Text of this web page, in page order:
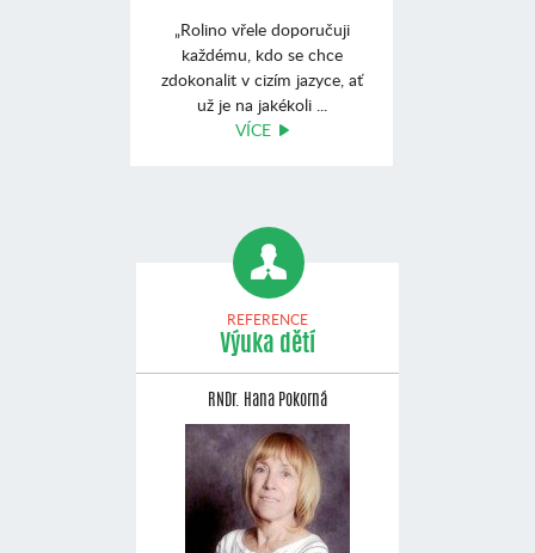
„Rolino vřele doporučuji
každému, kdo se chce
zdokonalit v cizím jazyce, ať
už je na jakékoli ...
VÍCE
REFERENCE
Výuka dětí
RNDr. Hana Pokorná